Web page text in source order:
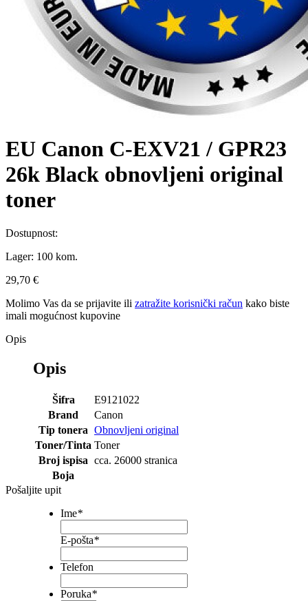
EU Canon C-EXV21 / GPR23
26k Black obnovljeni original
toner
Dostupnost:
Lager: 100 kom.
29,70 €
Molimo Vas da se prijavite ili zatražite korisnički račun kako biste
imali mogućnost kupovine
Opis
Opis
Šifra
E9121022
Brand
Canon
Tip tonera Obnovljeni original
Toner/Tinta Toner
Broj ispisa cca. 26000 stranica
Boja
Pošaljite upit
Ime*
E-pošta*
Telefon
Poruka*